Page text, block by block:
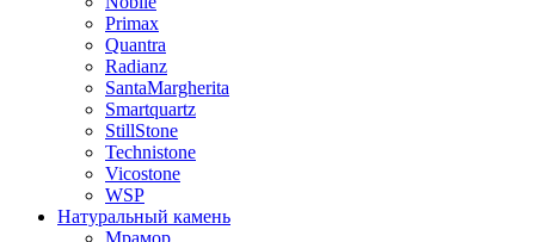
Primax
Quantra
Radianz
SantaMargherita
Smartquartz
StillStone
Technistone
Vicostone
WSP
Натуральный камень
Мрамор